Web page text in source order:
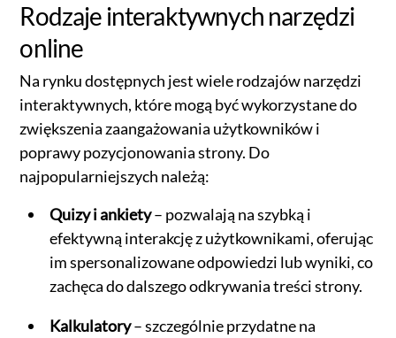
Rodzaje interaktywnych narzędzi
online
Na rynku dostępnych jest wiele rodzajów narzędzi
interaktywnych, które mogą być wykorzystane do
zwiększenia zaangażowania użytkowników i
poprawy pozycjonowania strony. Do
najpopularniejszych należą:
Quizy i ankiety– pozwalają na szybką i
efektywną interakcję z użytkownikami, oferując
im spersonalizowane odpowiedzi lub wyniki, co
zachęca do dalszego odkrywania treści strony.
Kalkulatory– szczególnie przydatne na